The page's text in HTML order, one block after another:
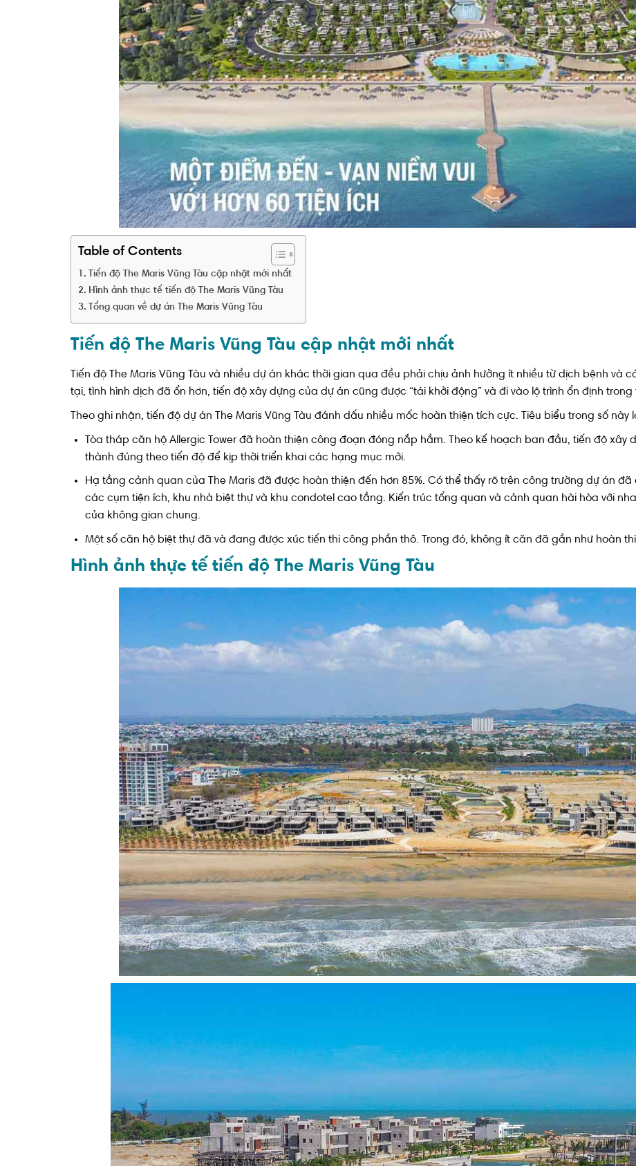
Table of Contents
Tiến độ The Maris Vũng Tàu cập nhật mới nhất
Hình ảnh thực tế tiến độ The Maris Vũng Tàu
Tổng quan về dự án The Maris Vũng Tàu
Tiến độ The Maris Vũng Tàu cập nhật mới nhất
Tiến độ The Maris Vũng Tàu và nhiều dự án khác thời gian qua đều phải chịu ảnh hưởng ít nhiều từ dịch bệnh và
tại, tình hình dịch đã ổn hơn, tiến độ xây dựng của dự án cũng được “tái khởi động” và đi vào lộ trình ổn định trong
Theo ghi nhận, tiến độ dự án The Maris Vũng Tàu đánh dấu nhiều mốc hoàn thiện tích cực. Tiêu biểu trong số này
Tòa tháp căn hộ Allergic Tower đã hoàn thiện công đoạn đóng nắp hầm. Theo kế hoạch ban đầu, tiến độ
thành đúng theo tiến độ để kịp thời triển khai các hạng mục mới.
Hạ tầng cảnh quan của The Maris đã được hoàn thiện đến hơn 85%. Có thể thấy rõ trên công trường dự án
các cụm tiện ích, khu nhà biệt thự và khu condotel cao tầng. Kiến trúc tổng quan và cảnh quan hài hòa với
của không gian chung.
Một số căn hộ biệt thự đã và đang được xúc tiến thi công phần thô. Trong đó, không ít căn đã gần như hoàn
Hình ảnh thực tế tiến độ The Maris Vũng Tàu